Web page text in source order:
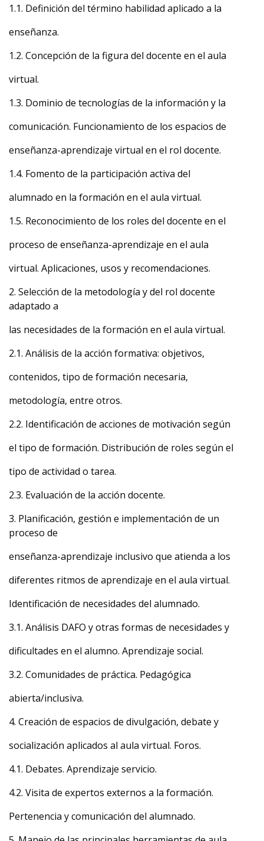
1.1. Definición del término habilidad aplicado a la
enseñanza.
1.2. Concepción de la figura del docente en el aula
virtual.
1.3. Dominio de tecnologías de la información y la
comunicación. Funcionamiento de los espacios de
enseñanza-aprendizaje virtual en el rol docente.
1.4. Fomento de la participación activa del
alumnado en la formación en el aula virtual.
1.5. Reconocimiento de los roles del docente en el
proceso de enseñanza-aprendizaje en el aula
virtual. Aplicaciones, usos y recomendaciones.
2. Selección de la metodología y del rol docente
adaptado a
las necesidades de la formación en el aula virtual.
2.1. Análisis de la acción formativa: objetivos,
contenidos, tipo de formación necesaria,
metodología, entre otros.
2.2. Identificación de acciones de motivación según
el tipo de formación. Distribución de roles según el
tipo de actividad o tarea.
2.3. Evaluación de la acción docente.
3. Planificación, gestión e implementación de un
proceso de
enseñanza-aprendizaje inclusivo que atienda a los
diferentes ritmos de aprendizaje en el aula virtual.
Identificación de necesidades del alumnado.
3.1. Análisis DAFO y otras formas de necesidades y
dificultades en el alumno. Aprendizaje social.
3.2. Comunidades de práctica. Pedagógica
abierta/inclusiva.
4. Creación de espacios de divulgación, debate y
socialización aplicados al aula virtual. Foros.
4.1. Debates. Aprendizaje servicio.
4.2. Visita de expertos externos a la formación.
Pertenencia y comunicación del alumnado.